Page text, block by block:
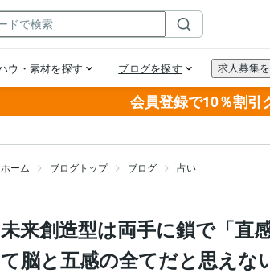
会員登録で10％割引
ホーム ブログトップ ブログ 占い
未来創造型は両手に鎖で「直
て脳と五感の全てだと思えな